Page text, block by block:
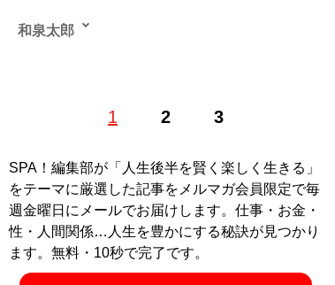
1 2 3
和泉太郎
ライター。趣味はドキュメンタリー番組を観ることと仏
記事一覧へ
SPA！編集部が「人生後半を賢く楽しく生きる」
をテーマに厳選した記事をメルマガ会員限定で毎
週金曜日にメールでお届けします。仕事・お金・
性・人間関係…人生を豊かにする秘訣が見つかり
ます。無料・10秒で完了です。